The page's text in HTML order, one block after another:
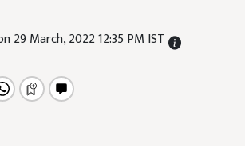
29 March, 2022 12:35 PM IST